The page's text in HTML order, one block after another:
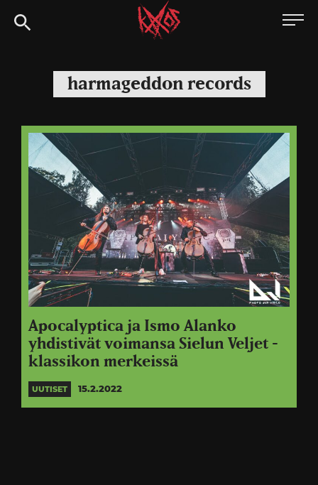
Siirry
suoraan
Kaaoszine
harmageddon records
Apocalyptica ja Ismo Alanko
yhdistivät voimansa Sielun Veljet -
klassikon merkeissä
UUTISET 15.2.2022